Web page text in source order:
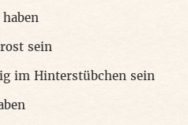
sein
im Hinterstübchen sein